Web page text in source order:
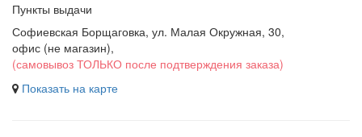
Пункты выдачи
Софиевская Борщаговка, ул. Малая Окружная, 30,
офис (не магазин),
(самовывоз ТОЛЬКО после подтверждения заказа)
Показать на карте